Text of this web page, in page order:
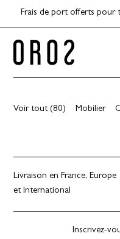
Frais de port offerts pour
Shop
Voir tout (80) Mobilier
Livraison en France, Europe
et International
Inscrivez-